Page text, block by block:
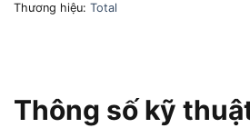
Thương hiệu: Total
Thông số kỹ